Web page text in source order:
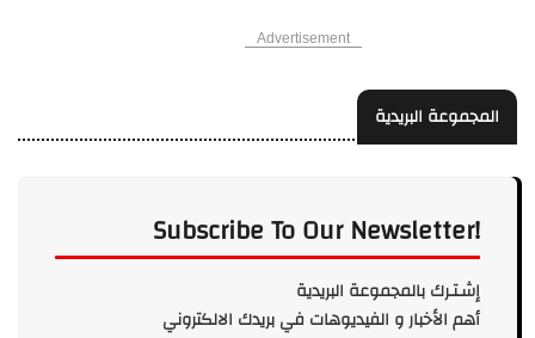
Advertisement
المجموعة البريدية
Subscribe To Our Newsletter!
إشـتـرك بالمجموعة البريدية
أهم الأخبار و الفيديوهات في بريدك الالكتروني